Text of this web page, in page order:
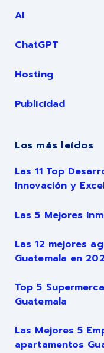
AI
ChatGPT
Hosting
Publicidad
Los más leídos
Las 11 Top
Innovación y
Las 5 Mejores
Las 12 mejores
Guatemala en
Top 5
Guatemala
Las Mejores 5
apartamentos